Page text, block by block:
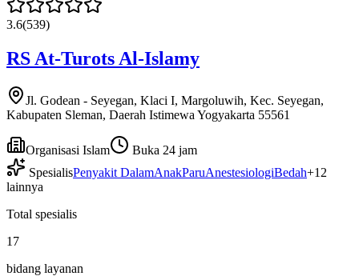
3.6(539)
RS At-Turots Al-Islamy
Jl. Godean - Seyegan, Klaci I, Margoluwih, Kec. Seyegan,
Kabupaten Sleman, Daerah Istimewa Yogyakarta 55561
Organisasi Islam
Buka 24 jam
SpesialisPenyakit DalamAnakParuAnestesiologiBedah+12
lainnya
Total spesialis
17
bidang layanan